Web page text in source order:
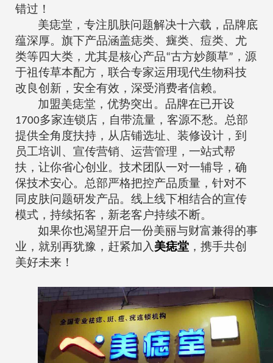
错过！
美痣堂，专注肌肤问题解决十六载，品牌底
蕴深厚。旗下产品涵盖痣类、癍类、痘类、尤
类等四大类，尤其是核心产品“古方妙颜草” ，源
于祖传草本配方，联合专家运用现代生物科技
改良创新， 安全有效 ，深受消费者信赖。
加盟美痣堂，优势突出。品牌在已开设
1700多家连锁店，自带流量，客源不愁。总部
提供全角度扶持，从店铺选址、装修设计，到
员工培训、宣传营销、运营管理 ，一站式帮
扶，让你省心创业。 技术团队一对一辅导，确
保技术安心。总部严格把控产品质量，针对不
同皮肤问题研发产品。线上线下相结合的宣传
模式， 持续拓客，新老客户持续不断。
如果你也渴望开启一份美丽与财富兼得的事
业，就别再犹豫，赶紧加入 美痣堂 ，携手共创
美好未来！